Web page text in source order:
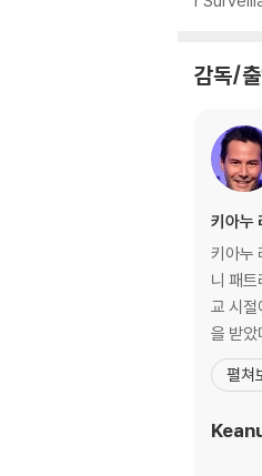
관련 사진
3) 스틸
4) 한정
감독/
키아누
키아누
니 패
교 시
을 받
펼쳐